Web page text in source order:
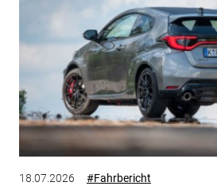
18.07.2026 #Fahrbericht